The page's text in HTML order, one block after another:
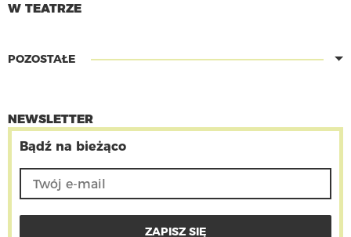
W TEATRZE
POZOSTAŁE
NEWSLETTER
Bądź na bieżąco